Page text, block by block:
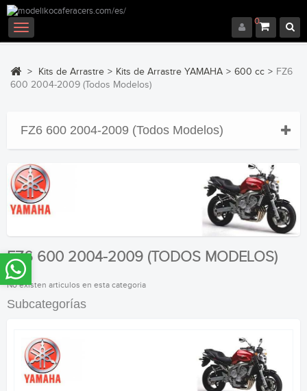
0
Navegación
Toggle
> Kits de Arrastre > Kits de Arrastre YAMAHA > 600 cc > FZ6
600 2004-2009 (Todos Modelos)
FZ6 600 2004-2009 (Todos Modelos)
FZ6 600 2004-2009 (TODOS MODELOS)
No existen articulos en esta categoria
Subcategorías